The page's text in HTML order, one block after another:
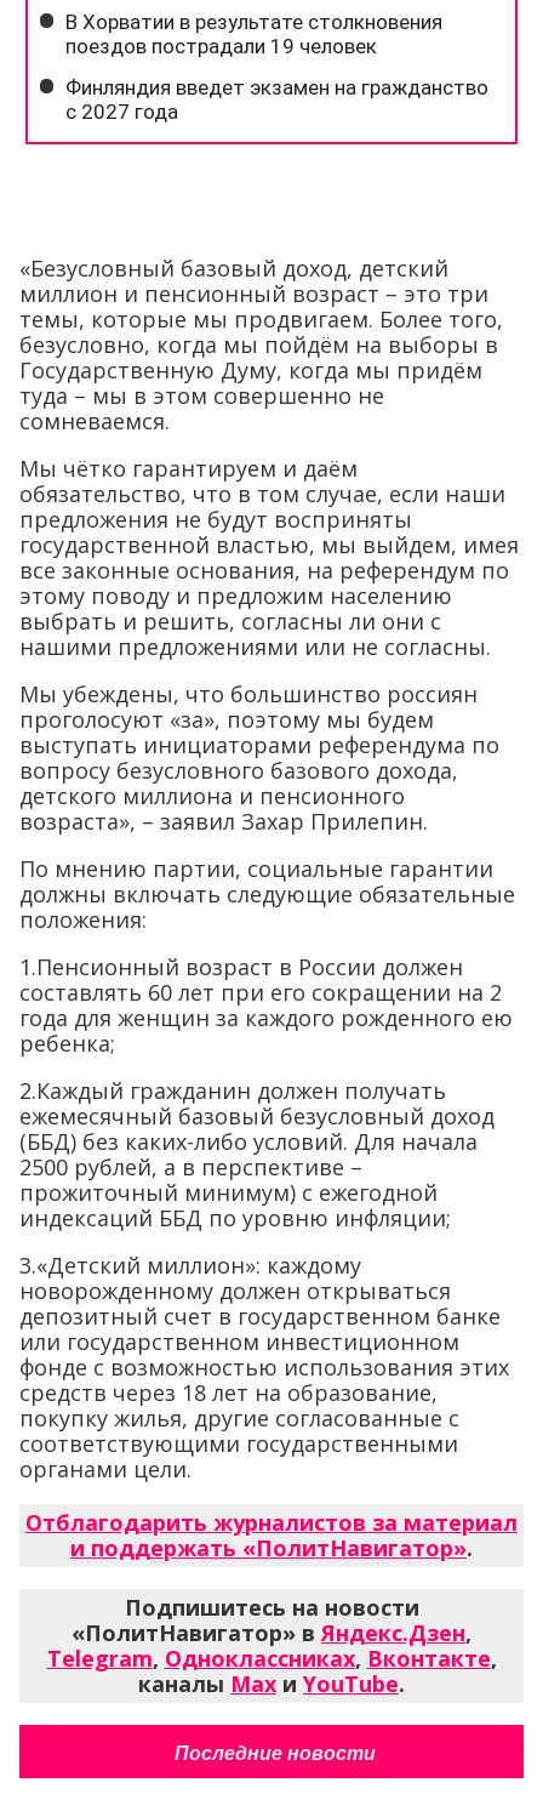
«Безусловный базовый доход, детский
миллион и пенсионный возраст – это три
темы, которые мы продвигаем. Более того,
безусловно, когда мы пойдём на выборы в
Государственную Думу, когда мы придём
туда – мы в этом совершенно не
сомневаемся.
Мы чётко гарантируем и даём
обязательство, что в том случае, если наши
предложения не будут восприняты
государственной властью, мы выйдем, имея
все законные основания, на референдум по
этому поводу и предложим населению
выбрать и решить, согласны ли они с
нашими предложениями или не согласны.
Мы убеждены, что большинство россиян
проголосуют «за», поэтому мы будем
выступать инициаторами референдума по
вопросу безусловного базового дохода,
детского миллиона и пенсионного
возраста», – заявил Захар Прилепин.
По мнению партии, социальные гарантии
должны включать следующие обязательные
положения:
1.Пенсионный возраст в России должен
составлять 60 лет при его сокращении на 2
года для женщин за каждого рожденного ею
ребенка;
2.Каждый гражданин должен получать
ежемесячный базовый безусловный доход
(ББД) без каких-либо условий. Для начала
2500 рублей, а в перспективе –
прожиточный минимум) с ежегодной
индексаций ББД по уровню инфляции;
3.«Детский миллион»: каждому
новорожденному должен открываться
депозитный счет в государственном банке
или государственном инвестиционном
фонде с возможностью использования этих
средств через 18 лет на образование,
покупку жилья, другие согласованные с
соответствующими государственными
органами цели.
Отблагодарить журналистов за материал
и поддержать «ПолитНавигатор».
Подпишитесь на новости
«ПолитНавигатор» в Яндекс.Дзен,
Telegram, Одноклассниках, Вконтакте,
каналы Max и YouTube.
Последние новости